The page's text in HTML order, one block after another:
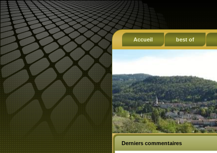
Accueil best of
Derniers commentaires